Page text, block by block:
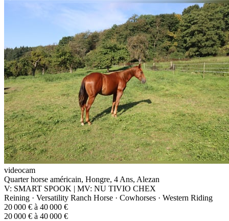
videocam
Quarter horse américain, Hongre, 4 Ans, Alezan
V: SMART SPOOK | MV: NU TIVIO CHEX
Reining · Versatility Ranch Horse · Cowhorses · Western Riding
20 000 € à 40 000 €
20 000 € à 40 000 €